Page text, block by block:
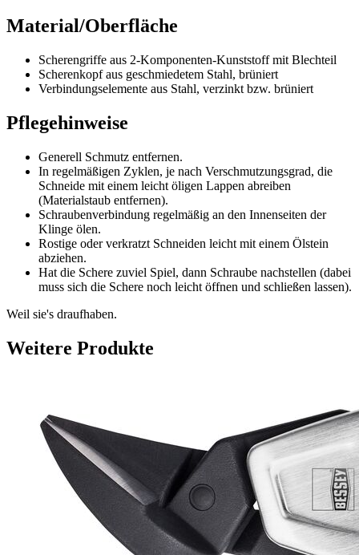
Material/Oberfläche
Scherengriffe aus 2-Komponenten-Kunststoff mit Blechteil
Scherenkopf aus geschmiedetem Stahl, brüniert
Verbindungselemente aus Stahl, verzinkt bzw. brüniert
Pflegehinweise
Generell Schmutz entfernen.
In regelmäßigen Zyklen, je nach Verschmutzungsgrad, die
Schneide mit einem leicht öligen Lappen abreiben
(Materialstaub entfernen).
Schraubenverbindung regelmäßig an den Innenseiten der
Klinge ölen.
Rostige oder verkratzt Schneiden leicht mit einem Ölstein
abziehen.
Hat die Schere zuviel Spiel, dann Schraube nachstellen (dabei
muss sich die Schere noch leicht öffnen und schließen lassen).
Weil sie's draufhaben.
Weitere Produkte